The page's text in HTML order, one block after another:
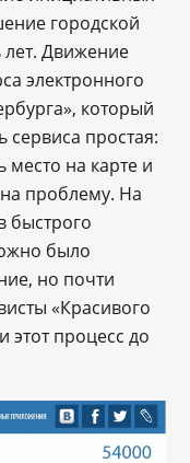
городской
лет. Движение
электронного
который
сервиса простая:
на карте и
проблему. На
быстрого
было
но почти
«Красивого
этот процесс до